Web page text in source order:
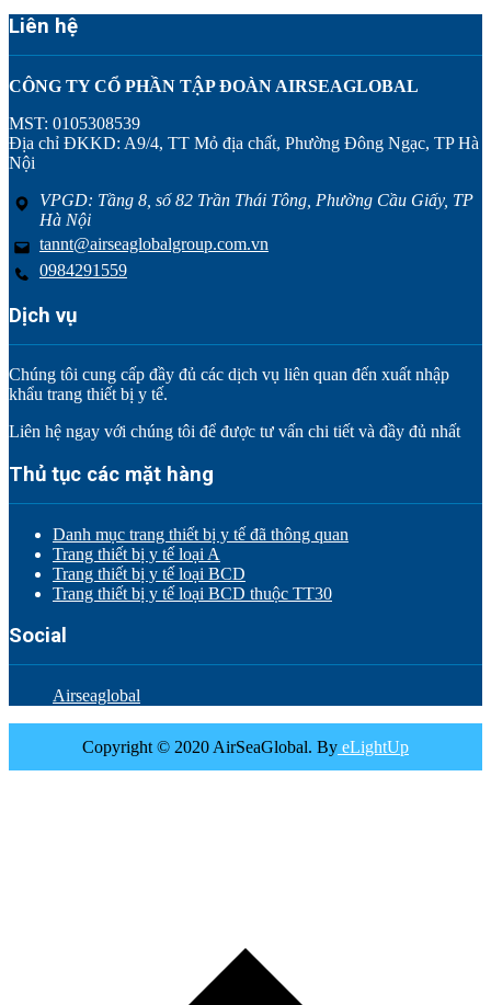
Liên hệ
CÔNG TY CỔ PHẦN TẬP ĐOÀN AIRSEAGLOBAL
MST: 0105308539
Địa chỉ ĐKKD: A9/4, TT Mỏ địa chất, Phường Đông Ngạc, TP Hà
Nội
VPGD: Tầng 8, số 82 Trần Thái Tông, Phường Cầu Giấy, TP
Hà Nội
tannt@airseaglobalgroup.com.vn
0984291559
Dịch vụ
Chúng tôi cung cấp đầy đủ các dịch vụ liên quan đến xuất nhập
khẩu trang thiết bị y tế.
Liên hệ ngay với chúng tôi để được tư vấn chi tiết và đầy đủ nhất
Thủ tục các mặt hàng
Danh mục trang thiết bị y tế đã thông quan
Trang thiết bị y tế loại A
Trang thiết bị y tế loại BCD
Trang thiết bị y tế loại BCD thuộc TT30
Social
Airseaglobal
Copyright © 2020 AirSeaGlobal. By eLightUp